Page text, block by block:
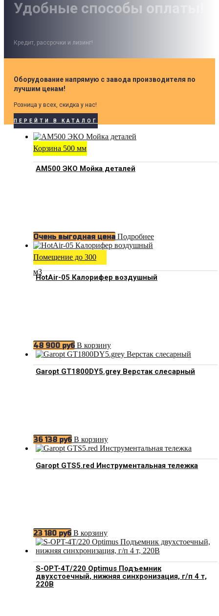
Удобные способы оплаты!
Кредит, рассрочки и лизинг!
Оборудование напрямую с завода производителя по
лучшим ценам!
Розница у всех, скидка у нас!
ПЕРЕЙТИ В КАТАЛОГ
Корзина 500 мм
АМ500 ЭКО Мойка деталей
Очень выгодная цена Подробнее
Помещение до 300
м3
HotAir-05 Калорифер воздушный
48 900 руб В корзину
Garopt GT1800DY5.grey Верстак слесарный
36 138 руб В корзину
Garopt GTS5.red Инструментальная тележка
23 180 руб В корзину
S-OPT-4T/220 Optimus Подъемник
двухстоечный, нижняя синхронизация, г/п 4 т,
220В